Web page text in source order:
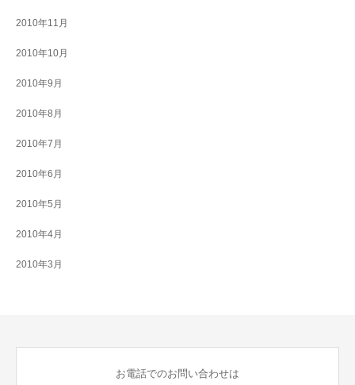
2010年11月
2010年10月
2010年9月
2010年8月
2010年7月
2010年6月
2010年5月
2010年4月
2010年3月
お電話でのお問い合わせは